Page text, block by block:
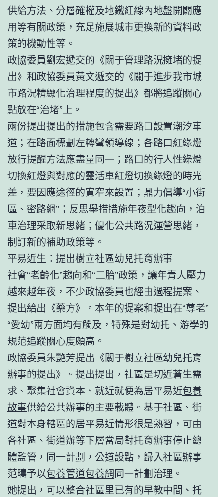
供給方法、分層確權及地鐵紅線內地盤開闢應
用等有關政策，充足施展城市更換新的資料政
策的機動性等。
政協委員劉宏遞交的《關于管理路況擁堵的提
出》和政協委員黃文遞交的《關于進步我市城
市路況精緻化治理程度的提出》都將追蹤關心
點放在“治堵”上。
兩份提出提出的措施包含需要路口設置潮汐車
道；在路面標劃左轉彎領導線；各路口紅綠燈
放行提醒方法應盡量同一；路口的行人性綠燈
切換紅燈與對應的靈活車紅燈切換綠燈的時光
差，要因應途徑的寬窄來設置；鼎力倡導“小街
區、密路網”；反思舉措措施年夜型化趨向，泊
車治理采取新思緒；優化公共路況運營思緒，
制訂新的補助政策等。
平易近生：提出樹立社區幼兒托育辦事
社會“老齡化”趨向和“二胎”政策，讓年青人壓力
越來越年夜，不少政協委員也經由過程提案、
提出給出《藥方》。本年的提案和提出在“尊老”
“愛幼”兩方面均有觸及，特殊是對幼托、游學的
規范追蹤關心度頗高。
政協委員朱艷芳提出《關于樹立社區幼兒托育
辦事的提出》。提出提出，社區是切近蒼生需
求、聚集社會資本、就近就便為居平易近包養
故事供給公共辦事的主要載體。基于社區、街
道對本身轄區的居平易近情形很是熟習，可由
各社區、街道辦等下層當局對托育辦事停止總
體監管，同一計劃，公道設點，歸入社區辦事
范疇予以包養管道包養網同一計劃治理。
她提出，可以整合社區里已有的早教中間、托